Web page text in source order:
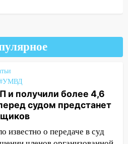
пройдет
«Наше время»
дня: список АЗС
в
19-летнюю
горло: в
и получили более 4,6
судом предстанет
известно о передаче в суд